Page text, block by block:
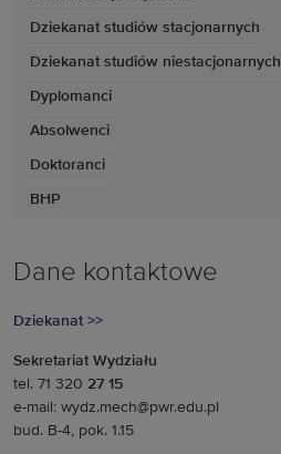
Dziekanat studiów stacjonarnych
Dziekanat studiów niestacjonarnych
Dyplomanci
Absolwenci
Doktoranci
BHP
Dane kontaktowe
Dziekanat >>
Sekretariat Wydziału
tel. 71 320 27 15
e-mail: wydz.mech@pwr.edu.pl
bud. B-4, pok. 1.15